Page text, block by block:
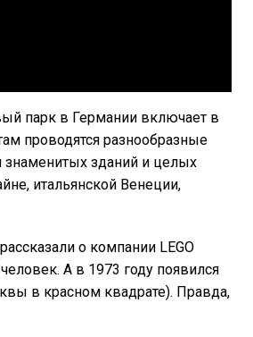
парк в Германии включает в
проводятся разнообразные
зданий и целых
итальянской Венеции,
о компании LEGO
А в 1973 году появился
в красном квадрате). Правда,